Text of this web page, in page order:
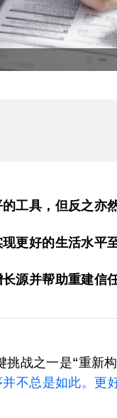
工具，但反之亦然
更好的生活水平
源并帮助重建信任
战之一是“重新
不总是如此。更